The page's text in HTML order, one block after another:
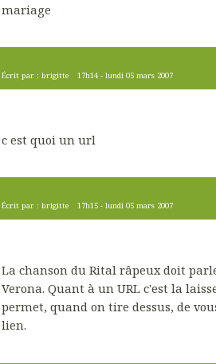
mariage
Écrit par : brigitte 17h14 -lundi 05 mars 2007
c est quoi un url
Écrit par : brigitte 17h15 -lundi 05 mars 2007
La chanson du Rital râpeux doit
Verona. Quant à un URL c'est la
permet, quand on tire dessus, de
lien.